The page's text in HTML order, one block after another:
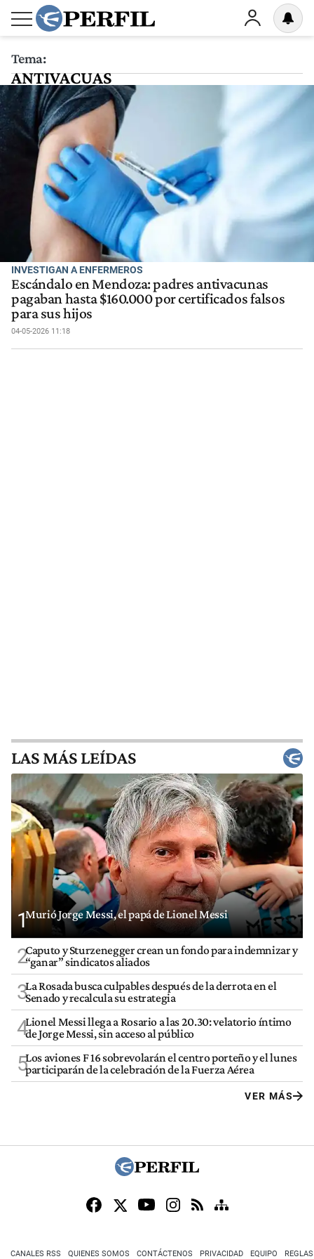
Tema:
ANTIVACUAS
INVESTIGAN A ENFERMEROS
Escándalo en Mendoza: padres antivacunas
pagaban hasta $160.000 por certificados falsos
para sus hijos
04-05-2026 11:18
LAS MÁS LEÍDAS
1Murió Jorge Messi, el papá de Lionel Messi
2Caputo y Sturzenegger crean un fondo para indemnizar y
“ganar” sindicatos aliados
3La Rosada busca culpables después de la derrota en el
Senado y recalcula su estrategia
4Lionel Messi llega a Rosario a las 20.30: velatorio íntimo
de Jorge Messi, sin acceso al público
5Los aviones F 16 sobrevolarán el centro porteño y el lunes
participarán de la celebración de la Fuerza Aérea
VER MÁS
CANALES RSS QUIENES SOMOS CONTÁCTENOS PRIVACIDAD EQUIPO